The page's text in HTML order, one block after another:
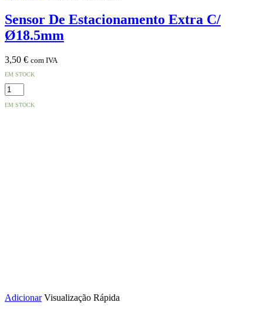
Sensor De Estacionamento Extra C/
Ø18.5mm
3,50 € com IVA
EM STOCK
Quantidade
de
Sensor
EM STOCK
Adicionar Visualização Rápida